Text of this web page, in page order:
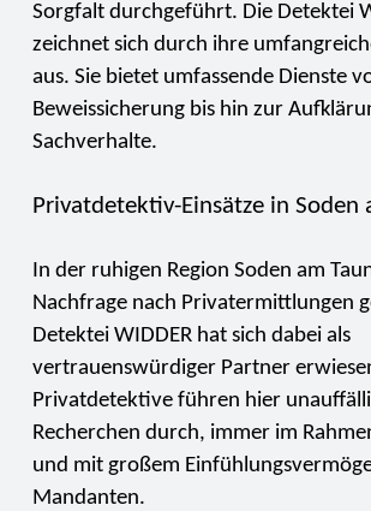
Sorgfalt durchgeführt. Die Detektei
zeichnet sich durch ihre
aus. Sie bietet umfassende Dienste
Beweissicherung bis hin zur
Sachverhalte.
Privatdetektiv-Einsätze in Soden
In der ruhigen Region Soden am
Nachfrage nach Privatermittlungen
Detektei WIDDER hat sich dabei als
vertrauenswürdiger Partner
Privatdetektive führen hier
Recherchen durch, immer im
und mit großem
Mandanten.